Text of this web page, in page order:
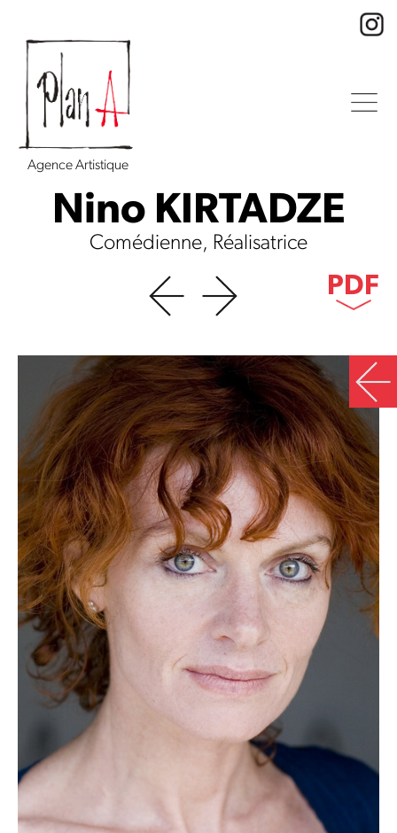
Agence Artistique
Nino KIRTADZE
Comédienne, Réalisatrice
PDF